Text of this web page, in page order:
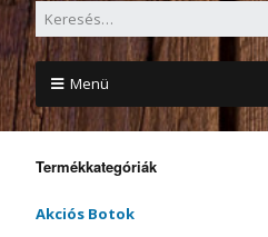
Menü
Termékkategóriák
Akciós Botok